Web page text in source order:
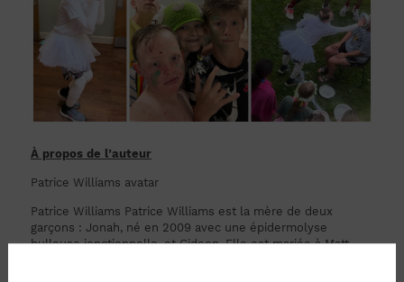
À propos de l’auteur
Patrice Williams avatar
Patrice Williams Patrice Williams est la mère de deux
garçons : Jonah, né en 2009 avec une épidermolyse
bulleuse jonctionnelle, et Gideon. Elle est mariée à Matt,